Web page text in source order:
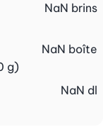
NaN brins
g)
NaN boîte
NaN dl